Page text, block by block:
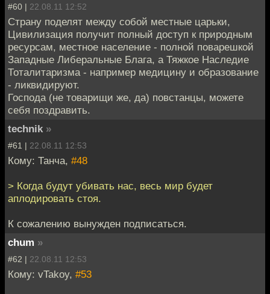
#60 | 22.08.11 12:52
Страну поделят между собой местные царьки,
Цивилизация получит полный доступ к природным
ресурсам, местное население - полной поварешкой
Западные Либеральные Блага, а Тяжкое Наследие
Тоталитаризма - например медицину и образование
- ликвидируют.
Господа (не товарищи же, да) повстанцы, можете
себя поздравить.
technik »
#61 | 22.08.11 12:53
Кому: Танча, #48
> Когда будут убивать нас, весь мир будет
аплодировать стоя.
К сожалению вынужден подписаться.
chum »
#62 | 22.08.11 12:53
Кому: vTakoy, #53